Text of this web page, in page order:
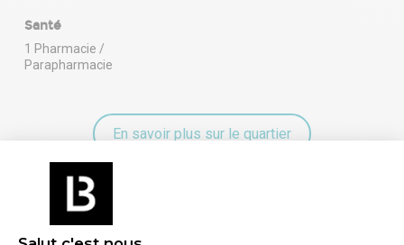
Santé
1 Pharmacie /
Parapharmacie
En savoir plus sur le quartier
Énergie